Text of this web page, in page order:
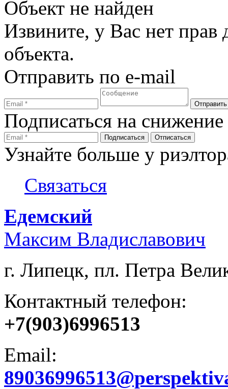
Объект не найден
Извините, у Вас нет прав
объекта.
Отправить по e-mail
Подписаться на
Узнайте больше у
Связаться
Едемский
Максим Владиславович
г. Липецк, пл. Петра
Контактный телефон:
+7(903)6996513
Email: